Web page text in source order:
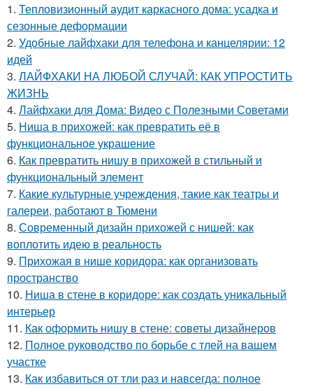
1. Тепловизионный аудит каркасного дома: усадка и
сезонные деформации
2. Удобные лайфхаки для телефона и канцелярии: 12
идей
3. ЛАЙФХАКИ НА ЛЮБОЙ СЛУЧАЙ: КАК УПРОСТИТЬ
ЖИЗНЬ
4. Лайфхаки для Дома: Видео с Полезными Советами
5. Ниша в прихожей: как превратить её в
функциональное украшение
6. Как превратить нишу в прихожей в стильный и
функциональный элемент
7. Какие культурные учреждения, такие как театры и
галереи, работают в Тюмени
8. Современный дизайн прихожей с нишей: как
воплотить идею в реальность
9. Прихожая в нише коридора: как организовать
пространство
10. Ниша в стене в коридоре: как создать уникальный
интерьер
11. Как оформить нишу в стене: советы дизайнеров
12. Полное руководство по борьбе с тлей на вашем
участке
13. Как избавиться от тли раз и навсегда: полное